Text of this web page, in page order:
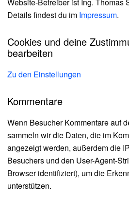
r
m
Website-Betreiber ist Ing. Thomas
Details findest du im Impressum.
Cookies und deine
bearbeiten
Zu den Einstellungen
Kommentare
Wenn Besucher Kommentare auf
sammeln wir die Daten, die im
angezeigt werden, außerdem die
Besuchers und den User-Agent-
Browser identifiziert), um die
unterstützen.